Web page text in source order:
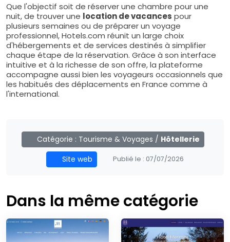
Que l'objectif soit de réserver une chambre pour une
nuit, de trouver une location de vacances pour
plusieurs semaines ou de préparer un voyage
professionnel, Hotels.com réunit un large choix
d'hébergements et de services destinés à simplifier
chaque étape de la réservation. Grâce à son interface
intuitive et à la richesse de son offre, la plateforme
accompagne aussi bien les voyageurs occasionnels que
les habitués des déplacements en France comme à
l'international.
Catégorie : Tourisme & Voyages / Hôtellerie
Site web
Publié le : 07/07/2026
Dans la même catégorie